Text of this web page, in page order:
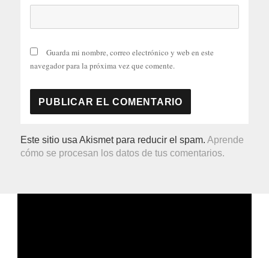
Guarda mi nombre, correo electrónico y web en este
navegador para la próxima vez que comente.
Este sitio usa Akismet para reducir el spam.Aprende
cómo se procesan los datos de tus comentarios.